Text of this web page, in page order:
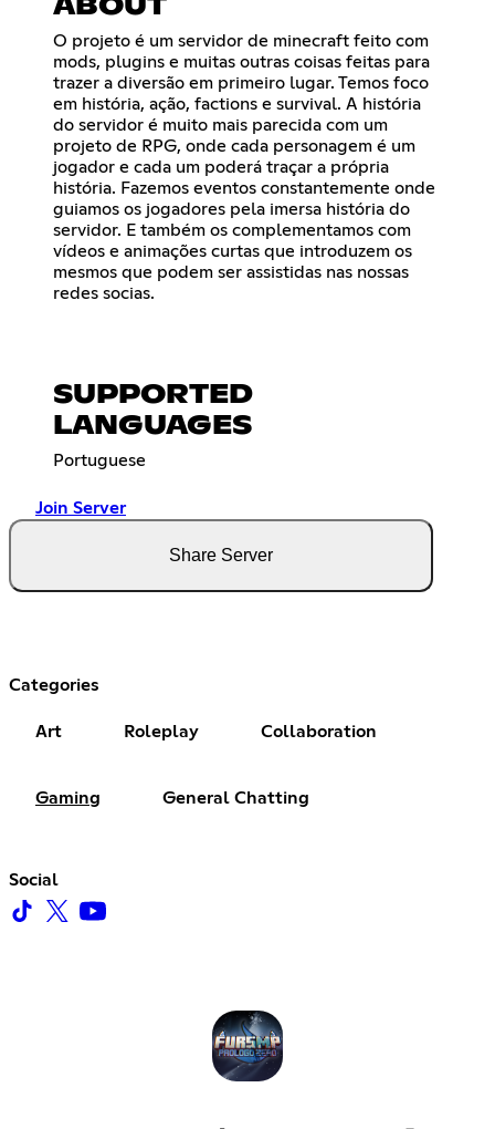
ABOUT
O projeto é um servidor de minecraft feito com
mods, plugins e muitas outras coisas feitas para
trazer a diversão em primeiro lugar. Temos foco
em história, ação, factions e survival. A história
do servidor é muito mais parecida com um
projeto de RPG, onde cada personagem é um
jogador e cada um poderá traçar a própria
história. Fazemos eventos constantemente onde
guiamos os jogadores pela imersa história do
servidor. E também os complementamos com
vídeos e animações curtas que introduzem os
mesmos que podem ser assistidas nas nossas
redes socias.
SUPPORTED
LANGUAGES
Portuguese
Join Server
Share Server
Categories
Art Roleplay Collaboration
Gaming General Chatting
Social